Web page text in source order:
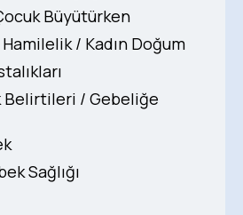
Büyütürken
/ Kadın Doğum
Belirtileri / Gebeliğe
Sağlığı